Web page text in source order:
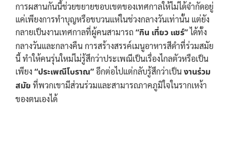
การผสานกันนี้ช่วยขยายขอบเขตของเทศกาลให้ไม่ได้จำกัดอยู่
แค่เพียงการทำบุญหรือขบวนแห่ในช่วงกลางวันเท่านั้น แต่ยัง
กลายเป็นงานเทศกาลที่ผู้คนสามารถ “กิน เที่ยว แชร์”ได้ทั้ง
กลางวันและกลางคืน การสร้างสรรค์เมนูอาหารสีดำที่ร่วมสมัย
นี้ ทำให้คนรุ่นใหม่ไม่รู้สึกว่าประเพณีเป็นเรื่องไกลตัวหรือเป็น
เพียง “ประเพณีโบราณ”อีกต่อไปแต่กลับรู้สึกว่าเป็นงานร่วม
สมัย ที่พวกเขามีส่วนร่วมและสามารถภาคภูมิใจในรากเหง้า
ของตนเองได้